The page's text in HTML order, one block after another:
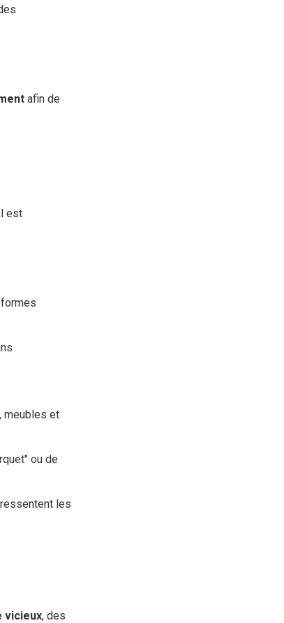
afin de
est
meubles et
ou de
les
vicieux, des